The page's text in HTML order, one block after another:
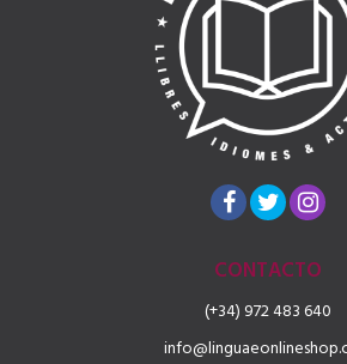
CONTACTO
(+34) 972 483 640